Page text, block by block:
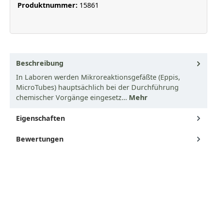
Produktnummer: 15861
Beschreibung
In Laboren werden Mikroreaktionsgefäßte (Eppis,
MicroTubes) hauptsächlich bei der Durchführung
chemischer Vorgänge eingesetz… Mehr
Eigenschaften
Bewertungen